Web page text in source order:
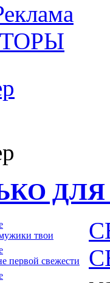
твои
первой свежести